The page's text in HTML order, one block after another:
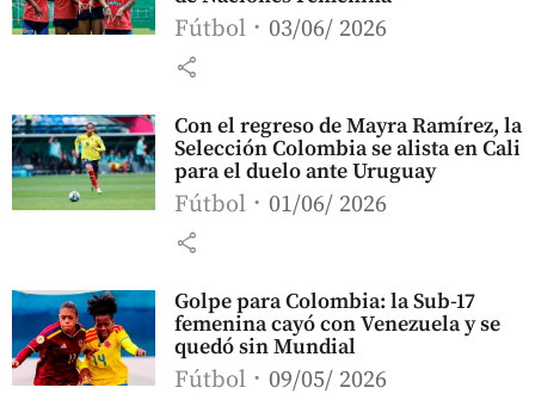
Fútbol 03/06/ 2026
share
Con el regreso de Mayra Ramírez, la
Selección Colombia se alista en Cali
para el duelo ante Uruguay
Fútbol 01/06/ 2026
share
Golpe para Colombia: la Sub-17
femenina cayó con Venezuela y se
quedó sin Mundial
Fútbol 09/05/ 2026